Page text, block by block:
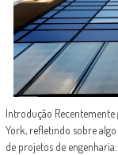
Introdução
York, refletindo sobre
de projetos de